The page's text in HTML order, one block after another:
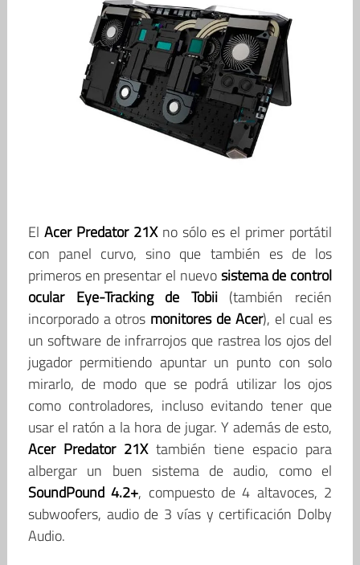
El Acer Predator 21Xno sólo es el primer portátil
con panel curvo, sino que también es de los
primeros en presentar el nuevosistema de control
ocular Eye-Tracking de Tobii(también recién
incorporado a otros monitores de Acer), el cual es
un software de infrarrojos que rastrea los ojos del
jugador permitiendo apuntar un punto con solo
mirarlo, de modo que se podrá utilizar los ojos
como controladores, incluso evitando tener que
usar el ratón a la hora de jugar. Y además de esto,
Acer Predator 21Xtambién tiene espacio para
albergar un buen sistema de audio, como el
SoundPound 4.2+, compuesto de 4 altavoces, 2
subwoofers, audio de 3 vías y certificación Dolby
Audio.